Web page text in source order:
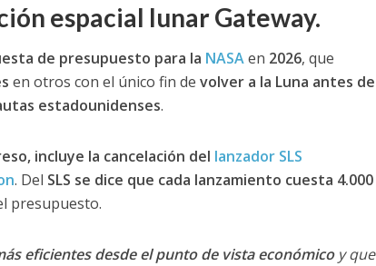
espacial lunar Gateway.
de presupuesto para la NASAen 2026, que
en otros con el único fin de volver a la Luna antes de
estadounidenses.
incluye la cancelación del lanzador SLS
. Del SLS se dice que cada lanzamiento cuesta 4.000
presupuesto.
eficientes desde el punto de vista económico y que